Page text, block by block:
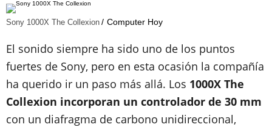
Sony 1000X The Collexion Computer Hoy
El sonido siempre ha sido uno de los puntos
fuertes de Sony, pero en esta ocasión la compañía
ha querido ir un paso más allá. Los 1000X The
Collexion incorporan un controlador de 30 mm
con un diafragma de carbono unidireccional,